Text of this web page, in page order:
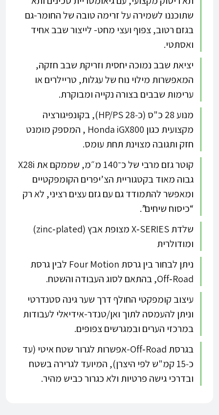
שתוכננו לשמירה על זרימה טובה של החומר-גם
בגזם רטוב, צפוף ועצי מחט- לייצור שבב אחיד
ואסתטי.​​
יציאת שבב נמוכה יחסית וזריקת שבב חזקה,
המאפשרות מילוי נוח של עגלות, טריילרים או
ערימות שבבים בצורה נקייה ומבוקרת.​​
מנוע 28 כ"ס (כ‑28 HP/PS), בקונפיגורציה
מקצועית כגון Honda iGX800 , המספק מומנט
חזק ותגובה מצוינת תחת עומס.​
קוטר גזם מרבי של כ־140 מ״מ, שממקם את X28i
גבוה מאוד בקטגוריית הצ’יפרים הקומפקטיים
ומאפשר להתמודד גם עם גזם עצים רציני, לא רק
“כיסוח שיחים”.​​
שלדת X‑SERIES מצופת אבץ (zinc‑plated)
ומודולרית
ניתן לבחור בין גרסת Four Motion לבין גרסת
Off‑Road, בהתאם לסוג העבודה והשטח.​
עיצוב קומפקטי החולף דרך שער גינה סטנדרטי
וניתן להעמסה לתוך ואן/טנדר-אידיאלי לעבודות
במרכזי הערים ובמגרשים צפופים.​​
בגרסת Off‑Road-אפשרות לגרור שטח איטי (עד
כ‑15 קמ"ש לפי היצרן), המיועד לגרירה בשטח
ובדרכי גישה פרטיות ולא כגרור כביש מהיר.​